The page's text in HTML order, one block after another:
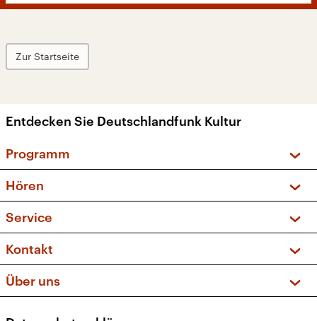
Zur Startseite
Entdecken Sie Deutschlandfunk Kultur
Programm
Sendungen und Podcasts
Musikliste
Kakadu – Das Kinderprogramm
Hören
Frequenzen (UKW + DAB+)
Service
FAQ
Apps
Newsletter
Kontakt
Social Media
Über uns